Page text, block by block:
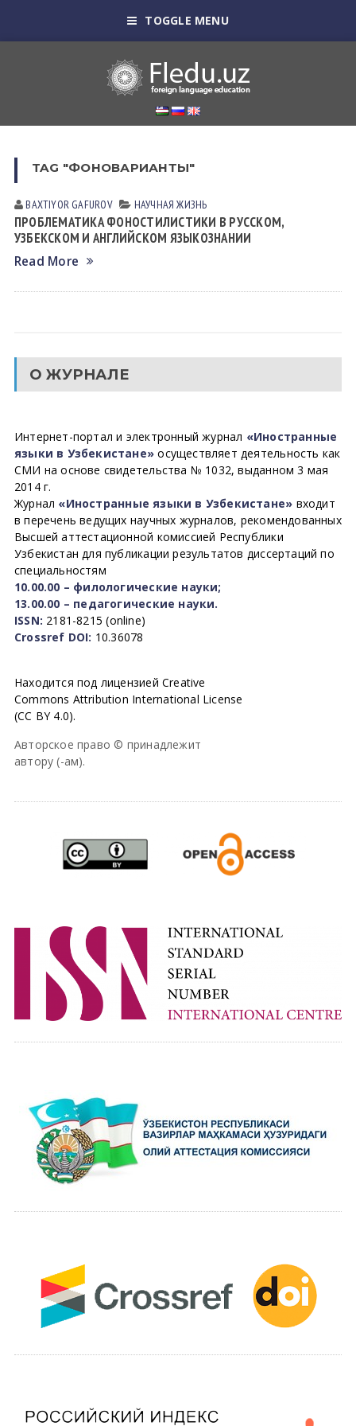
TOGGLE MENU
TAG "ФОНОВАРИАНТЫ"
BAXTIYOR GAFUROV НАУЧНАЯ ЖИЗНЬ
ПРОБЛЕМАТИКА ФОНОСТИЛИСТИКИ В РУССКОМ,
УЗБЕКСКОМ И АНГЛИЙСКОМ ЯЗЫКОЗНАНИИ
Read More
О ЖУРНАЛЕ
Интернет-портал и электронный журнал «Иностранные
языки в Узбекистане» осуществляет деятельность как
СМИ на основе свидетельства № 1032, выданном 3 мая
2014 г.
Журнал «Иностранные языки в Узбекистане» входит
в перечень ведущих научных журналов, рекомендованных
Высшей аттестационной комиссией Республики
Узбекистан для публикации результатов диссертаций по
специальностям
10.00.00 – филологические науки;
13.00.00 – педагогические науки.
ISSN: 2181-8215 (online)
Crossref DOI: 10.36078
Находится под лицензией Creative
Commons Attribution International License
(CC BY 4.0).
Авторское право © принадлежит
автору (-ам).